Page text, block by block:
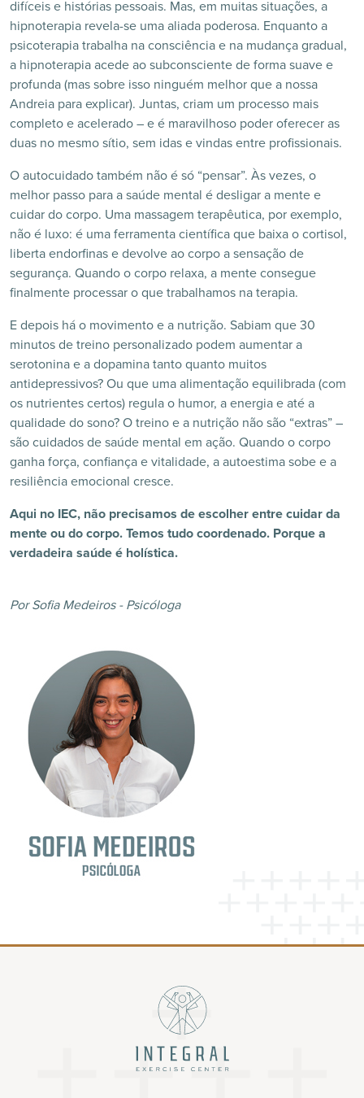
difíceis e histórias pessoais. Mas, em muitas situações, a
hipnoterapia revela-se uma aliada poderosa. Enquanto a
psicoterapia trabalha na consciência e na mudança gradual,
a hipnoterapia acede ao subconsciente de forma suave e
profunda (mas sobre isso ninguém melhor que a nossa
Andreia para explicar). Juntas, criam um processo mais
completo e acelerado – e é maravilhoso poder oferecer as
duas no mesmo sítio, sem idas e vindas entre profissionais.
O autocuidado também não é só “pensar”. Às vezes, o
melhor passo para a saúde mental é desligar a mente e
cuidar do corpo. Uma massagem terapêutica, por exemplo,
não é luxo: é uma ferramenta científica que baixa o cortisol,
liberta endorfinas e devolve ao corpo a sensação de
segurança. Quando o corpo relaxa, a mente consegue
finalmente processar o que trabalhamos na terapia.
E depois há o movimento e a nutrição. Sabiam que 30
minutos de treino personalizado podem aumentar a
serotonina e a dopamina tanto quanto muitos
antidepressivos? Ou que uma alimentação equilibrada (com
os nutrientes certos) regula o humor, a energia e até a
qualidade do sono? O treino e a nutrição não são “extras” –
são cuidados de saúde mental em ação. Quando o corpo
ganha força, confiança e vitalidade, a autoestima sobe e a
resiliência emocional cresce.
Aqui no IEC, não precisamos de escolher entre cuidar da
mente ou do corpo. Temos tudo coordenado. Porque a
verdadeira saúde é holística.
Por Sofia Medeiros - Psicóloga